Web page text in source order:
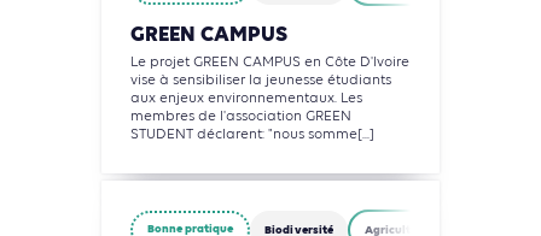
GREEN CAMPUS
Le projet GREEN CAMPUS en Côte D'Ivoire
vise à sensibiliser la jeunesse étudiants
aux enjeux environnementaux. Les
membres de l'association GREEN
STUDENT déclarent: "nous somme[...]
Bonne pratique Biodiversité Agriculture, Foresterie et